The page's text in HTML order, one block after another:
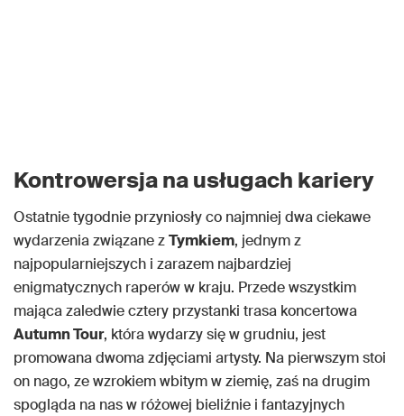
Kontrowersja na usługach kariery
Ostatnie tygodnie przyniosły co najmniej dwa ciekawe
wydarzenia związane zTymkiem, jednym z
najpopularniejszych i zarazem najbardziej
enigmatycznych raperów w kraju. Przede wszystkim
mająca zaledwie cztery przystanki trasa koncertowa
Autumn Tour, która wydarzy się w grudniu, jest
promowana dwoma zdjęciami artysty. Na pierwszym stoi
on nago, ze wzrokiem wbitym w ziemię, zaś na drugim
spogląda na nas w różowej bieliźnie i fantazyjnych